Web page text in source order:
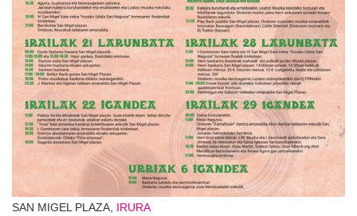
SAN MIGEL PLAZA, IRURA